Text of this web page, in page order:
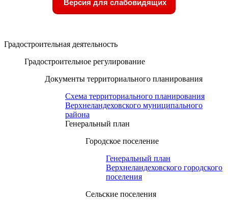
Версия для слабовидящих
Градостроительная деятельность
Градостроительное регулирование
Документы территориального планирования
Схема территориального планирования
Верхнеландеховского муниципального
района
Генеральный план
Городское поселение
Генеральный план
Верхнеландеховского городского
поселения
Сельские поселения